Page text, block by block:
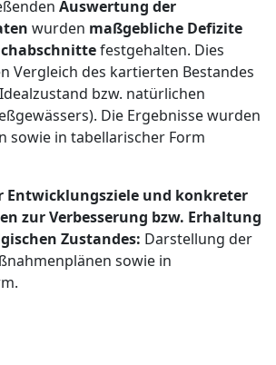
Auswertung der
wurden maßgebliche Defizite
festgehalten. Dies
Vergleich des kartierten Bestandes
bzw. natürlichen
Die Ergebnisse wurden
sowie in tabellarischer Form
Entwicklungsziele und konkreter
zur Verbesserung bzw. Erhaltung
Zustandes: Darstellung der
sowie in